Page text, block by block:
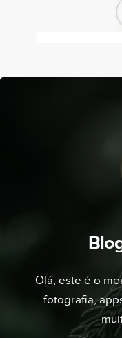
Olá, este é o
fotografia,